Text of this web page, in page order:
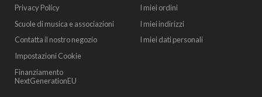
Privacy Policy
Scuole di musica e associazioni
Contatta il nostro negozio
Impostazioni Cookie
Finanziamento
NextGenerationEU
I miei ordini
I miei indirizzi
I miei dati personali